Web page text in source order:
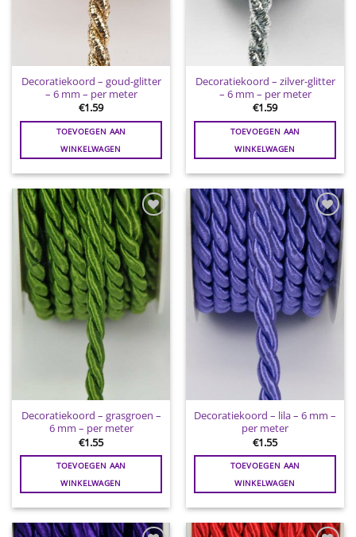
Decoratiekoord – goud-glitter
– 6 mm – per meter
€1.59
TOEVOEGEN AAN
WINKELWAGEN
Decoratiekoord – zilver-glitter
– 6 mm – per meter
€1.59
TOEVOEGEN AAN
WINKELWAGEN
Toevoegen
aan
wenslijst
Decoratiekoord – grasgroen –
6 mm – per meter
€1.55
TOEVOEGEN AAN
WINKELWAGEN
Toevoegen
aan
wenslijst
Decoratiekoord – lila – 6 mm –
per meter
€1.55
TOEVOEGEN AAN
WINKELWAGEN